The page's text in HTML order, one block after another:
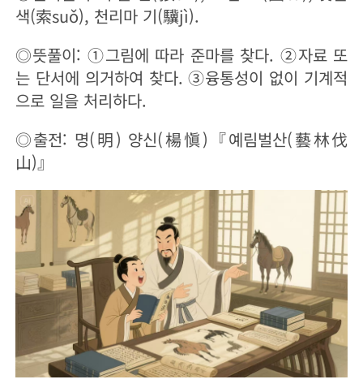
색(索suǒ), 천리마 기(驥jì).
◎뜻풀이: ①그림에 따라 준마를 찾다. ②자료 또
는 단서에 의거하여 찾다. ③융통성이 없이 기계적
으로 일을 처리하다.
◎출전: 명(明) 양신(楊愼)『예림벌산(藝林伐
山)』